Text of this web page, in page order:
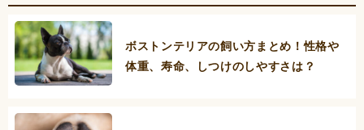
ボストンテリアの飼い方まとめ！性格や
体重、寿命、しつけのしやすさは？